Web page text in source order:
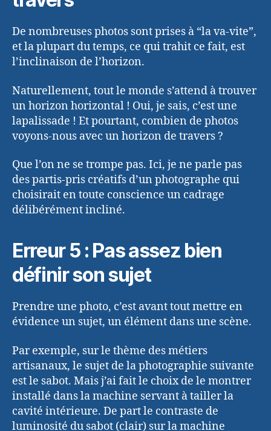
De nombreuses photos sont prises à “la va-vite”,
et la plupart du temps, ce qui trahit ce fait, est
l’inclinaison de l’horizon.
Naturellement, tout le monde s’attend à trouver
un horizon horizontal ! Oui, je sais, c’est une
lapalissade ! Et pourtant, combien de photos
voyons-nous avec un horizon de travers ?
Que l’on ne se trompe pas. Ici, je ne parle pas
des partis-pris créatifs d’un photographe qui
choisirait en toute conscience un cadrage
délibérément incliné.
Erreur 5 : Pas assez bien
définir son sujet
Prendre une photo, c’est avant tout mettre en
évidence un sujet, un élément dans une scène.
Par exemple, sur le thème des métiers
artisanaux, le sujet de la photographie suivante
est le sabot. Mais j’ai fait le choix de le montrer
installé dans la machine servant à tailler la
cavité intérieure. De part le contraste de
luminosité du sabot (clair) sur la machine